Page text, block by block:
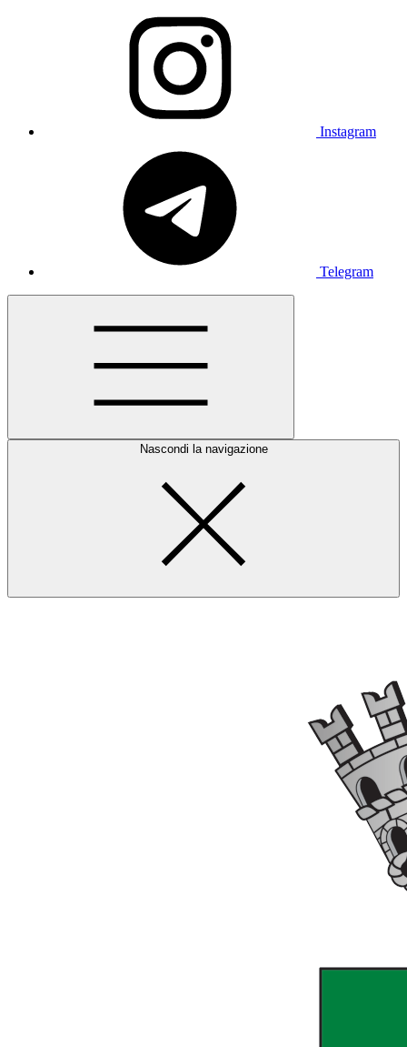
Instagram
Telegram
Nascondi la navigazione